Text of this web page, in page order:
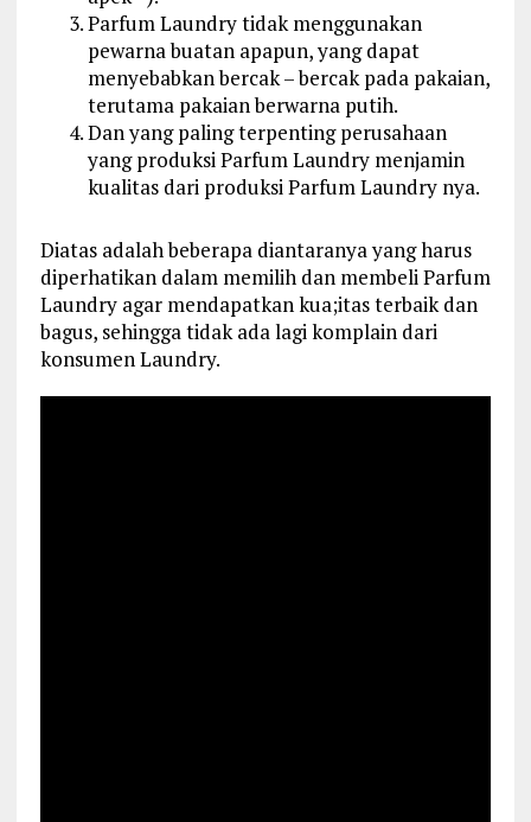
Parfum Laundry tidak menggunakan
pewarna buatan apapun, yang dapat
menyebabkan bercak – bercak pada pakaian,
terutama pakaian berwarna putih.
Dan yang paling terpenting perusahaan
yang produksi Parfum Laundry menjamin
kualitas dari produksi Parfum Laundry nya.
Diatas adalah beberapa diantaranya yang harus
diperhatikan dalam memilih dan membeli Parfum
Laundry agar mendapatkan kua;itas terbaik dan
bagus, sehingga tidak ada lagi komplain dari
konsumen Laundry.